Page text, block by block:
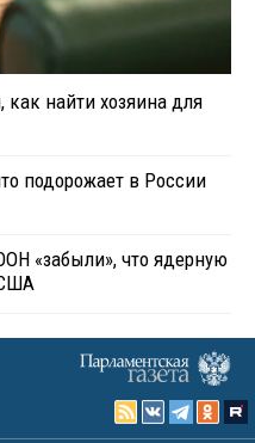
как найти хозяина для
подорожает в России
«забыли», что ядерную